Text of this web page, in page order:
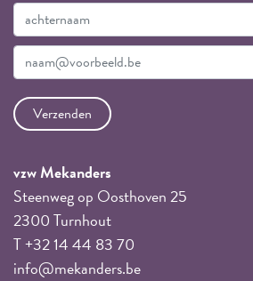
vzw Mekanders
Steenweg op Oosthoven 25
2300 Turnhout
T +32 14 44 83 70
info@mekanders.be